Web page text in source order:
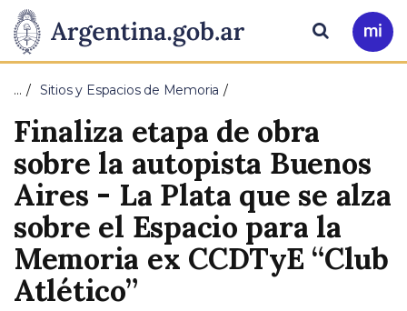
Presidencia
de
la
Nación
Pasar al contenido principal
Ir
a
Buscar
… Sitios y Espacios de Memoria
Finaliza etapa de obra
sobre la autopista Buenos
Aires - La Plata que se alza
sobre el Espacio para la
Memoria ex CCDTyE “Club
Atlético”